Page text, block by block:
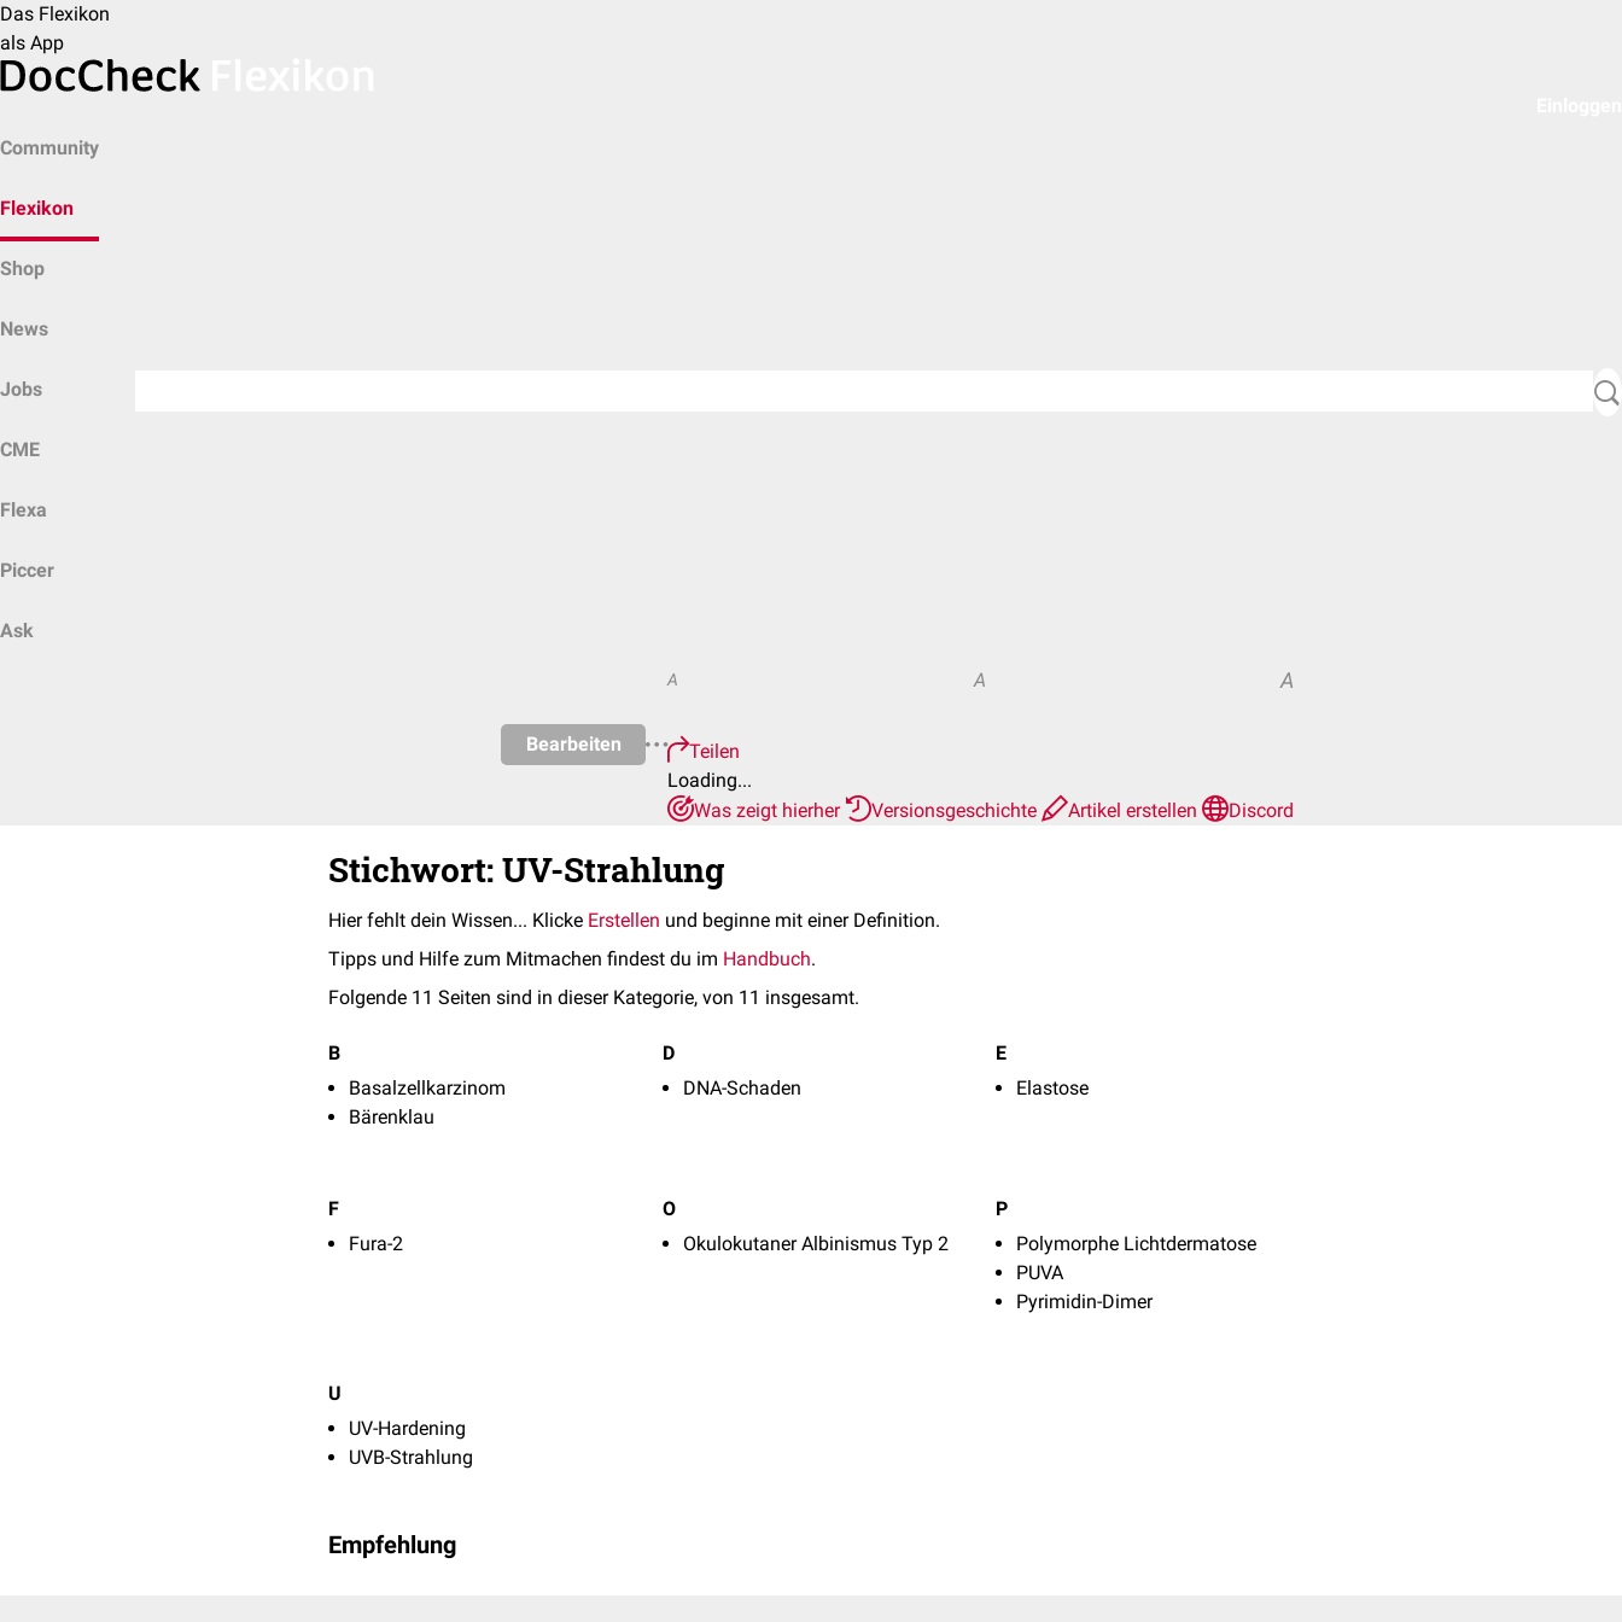
Das Flexikon
als App
Community
Flexikon
Shop
News
Jobs
CME
Flexa
Piccer
Ask
Bearbeiten
A A A
Teilen
Loading...
Was zeigt hierher
Versionsgeschichte Artikel erstellen Discord
Stichwort: UV-Strahlung
Hier fehlt dein Wissen... Klicke Erstellen und beginne mit einer Definition.
Tipps und Hilfe zum Mitmachen findest du im Handbuch.
Folgende 11 Seiten sind in dieser Kategorie, von 11 insgesamt.
B
Basalzellkarzinom
Bärenklau
D
DNA-Schaden
E
Elastose
F
Fura-2
O
Okulokutaner Albinismus Typ 2
P
Polymorphe Lichtdermatose
PUVA
Pyrimidin-Dimer
U
UV-Hardening
UVB-Strahlung
Empfehlung